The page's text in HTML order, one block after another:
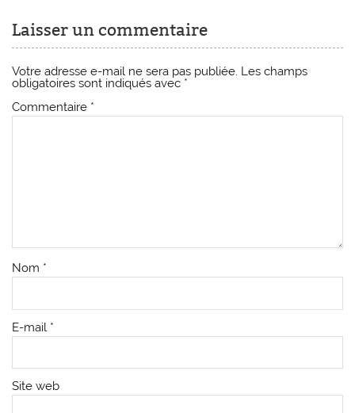
Laisser un commentaire
Votre adresse e-mail ne sera pas publiée. Les champs
obligatoires sont indiqués avec *
Commentaire *
Nom *
E-mail *
Site web